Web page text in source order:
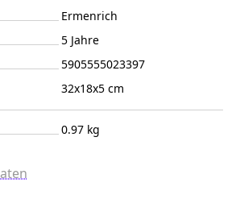
Ermenrich
5 Jahre
5905555023397
32x18x5 cm
0.97 kg